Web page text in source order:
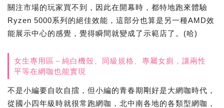
關注市場的玩家買不到，因此在開幕時，都特地跑來體驗
Ryzen 5000系列的絕佳效能，這部分也算是另一種AMD效
能展示中心的感覺，覺得瞬間就變成了示範店了。(哈)
女生專用區－純白機殼、同級規格、專屬女廁，讓兩性
平等在網咖也能實現
不是小編要自吹自擂，但小編的青春期剛好是大網咖時代，
從國小四年級時就很常跑網咖，北中南各地的各類型網咖，